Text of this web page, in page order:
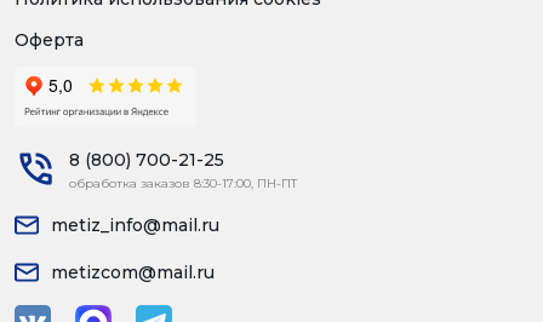
Оферта
8 (800) 700-21-25
обработка заказов 8:30-17:00, ПН-ПТ
metiz_info@mail.ru
metizcom@mail.ru